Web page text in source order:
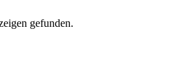
gefunden.